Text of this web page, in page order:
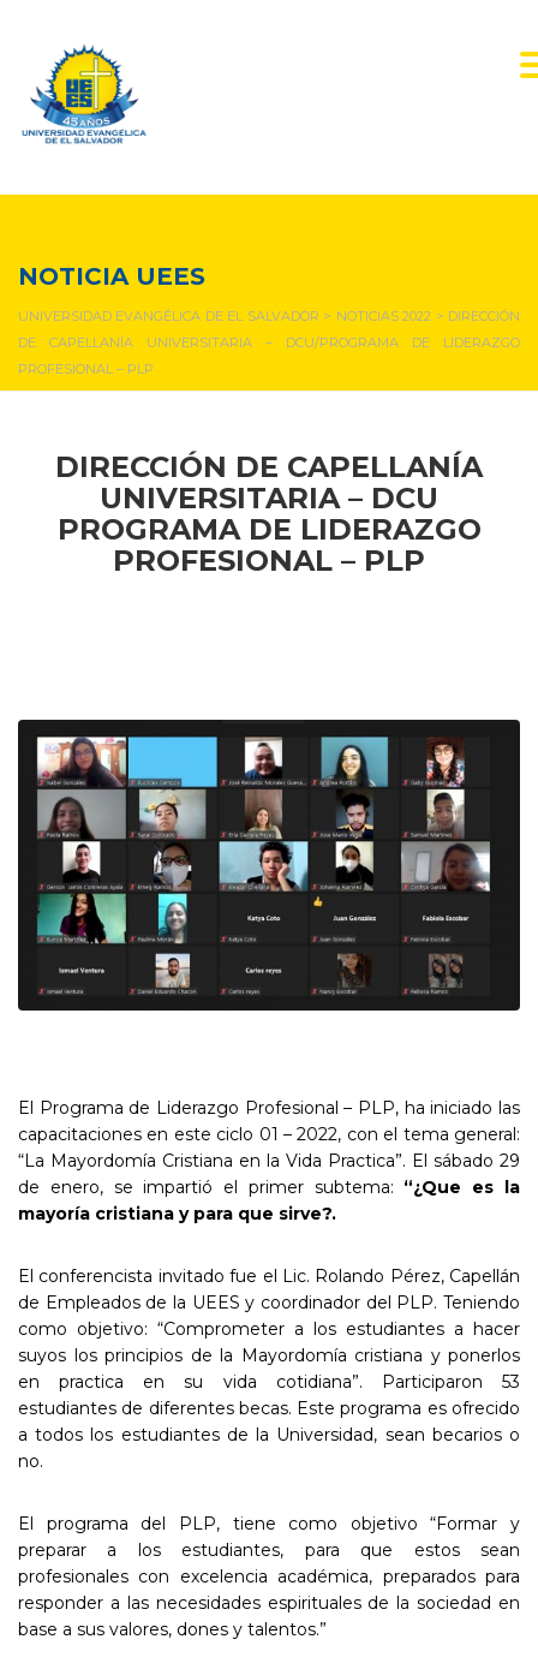
NOTICIA UEES
UNIVERSIDAD EVANGÉLICA DE EL SALVADOR > NOTICIAS 2022 > DIRECCIÓN
DE CAPELLANÍA UNIVERSITARIA – DCU/PROGRAMA DE LIDERAZGO
PROFESIONAL – PLP
DIRECCIÓN DE CAPELLANÍA
UNIVERSITARIA – DCU
PROGRAMA DE LIDERAZGO
PROFESIONAL – PLP
El Programa de Liderazgo Profesional – PLP, ha iniciado las
capacitaciones en este ciclo 01 – 2022, con el tema general:
“La Mayordomía Cristiana en la Vida Practica”. El sábado 29
de enero, se impartió el primer subtema: “¿Que es la
mayoría cristiana y para que sirve?.
El conferencista invitado fue el Lic. Rolando Pérez, Capellán
de Empleados de la UEES y coordinador del PLP. Teniendo
como objetivo: “Comprometer a los estudiantes a hacer
suyos los principios de la Mayordomía cristiana y ponerlos
en practica en su vida cotidiana”. Participaron 53
estudiantes de diferentes becas. Este programa es ofrecido
a todos los estudiantes de la Universidad, sean becarios o
no.
El programa del PLP, tiene como objetivo “Formar y
preparar a los estudiantes, para que estos sean
profesionales con excelencia académica, preparados para
responder a las necesidades espirituales de la sociedad en
base a sus valores, dones y talentos.”